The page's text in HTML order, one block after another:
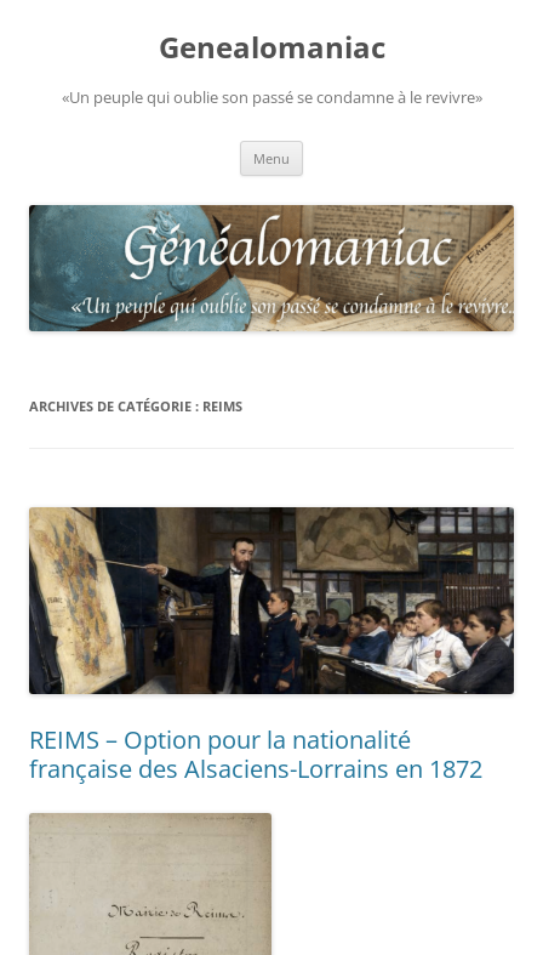
Genealomaniac
«Un peuple qui oublie son passé se condamne à le revivre»
Menu
ARCHIVES DE CATÉGORIE : REIMS
REIMS – Option pour la nationalité
française des Alsaciens-Lorrains en 1872